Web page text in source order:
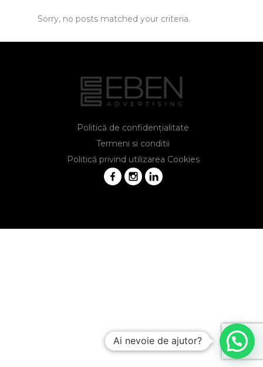
Sorry, no posts matched your criteria.
Politică de confidențialitate
Termeni si conditii
Politică privind utilizarea Cookies
Ai nevoie de ajutor?